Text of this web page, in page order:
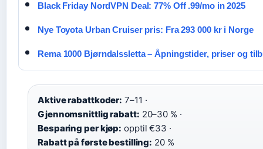
Black Friday NordVPN Deal: 77% Off .99/mo in 2025
Nye Toyota Urban Cruiser pris: Fra 293 000 kr i Norge
Rema 1000 Bjørndalssletta – Åpningstider, priser og
Aktive rabattkoder: 7–11 ·
Gjennomsnittlig rabatt: 20–30 % ·
Besparing per kjøp: opptil €33 ·
Rabatt på første bestilling: 20 %